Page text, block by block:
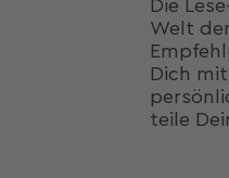
Die
Welt
Dich
teile